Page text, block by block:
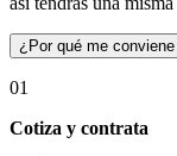
¿Por qué me conviene
01
Cotiza y contrata